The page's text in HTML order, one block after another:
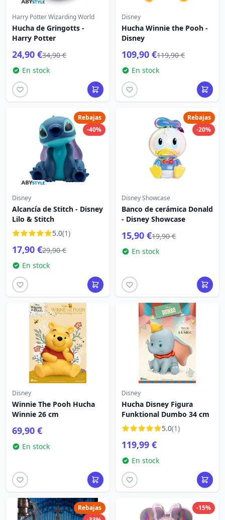
Harry Potter Wizarding World
Hucha de Gringotts -
Harry Potter
24,90 €34,90 €
En stock
Disney
Hucha Winnie the Pooh -
Disney
109,90 €119,90 €
En stock
Rebajas
-40%
Disney
Alcancía de Stitch - Disney
Lilo & Stitch
5.0(1)
17,90 €29,90 €
En stock
Rebajas
-20%
Disney Showcase
Banco de cerámica Donald
- Disney Showcase
15,90 €19,90 €
En stock
Disney
Winnie The Pooh Hucha
Winnie 26 cm
69,90 €
En stock
Disney
Hucha Disney Figura
Funktional Dumbo 34 cm
5.0(1)
119,99 €
En stock
Rebajas
-15%